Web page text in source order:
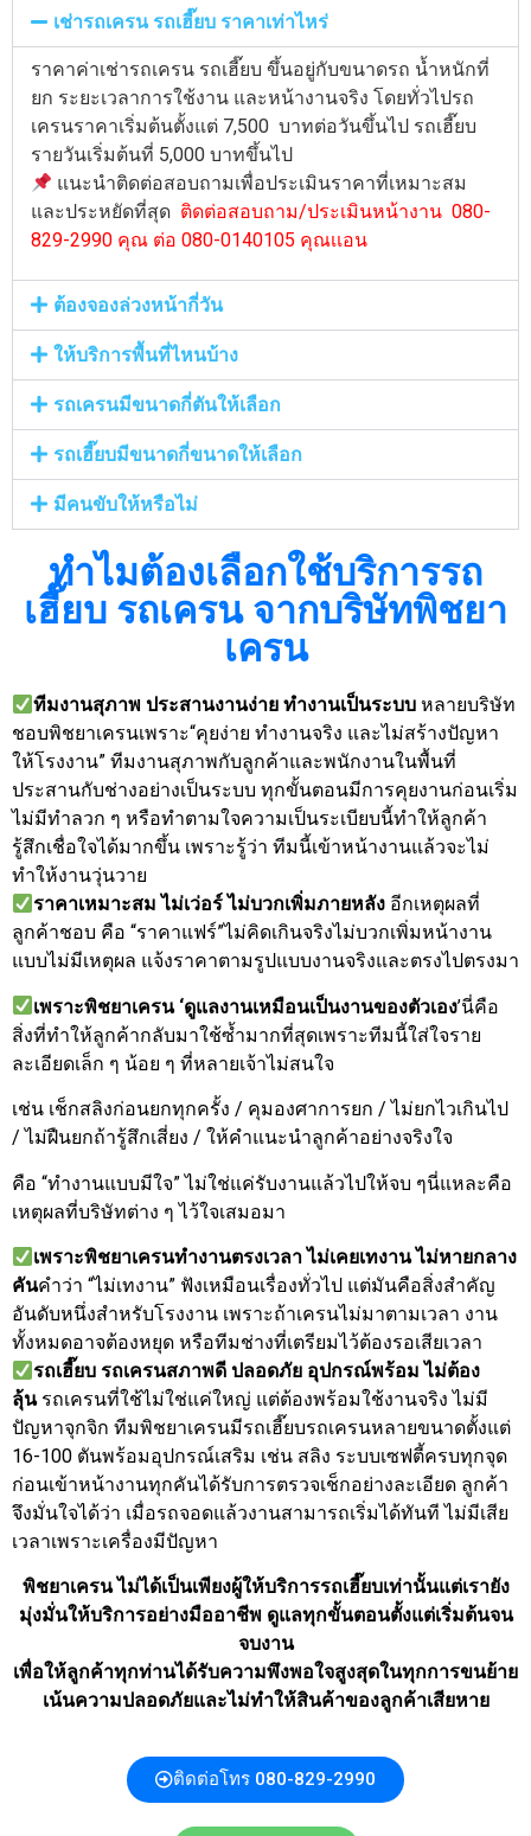
เช่ารถเครน รถเฮี๊ยบ ราคาเท่าไหร่
ราคาค่าเช่ารถเครน รถเฮี๊ยบ ขึ้นอยู่กับขนาดรถ น้ำหนักที่
ยก ระยะเวลาการใช้งาน และหน้างานจริง โดยทั่วไปรถ
เครนราคาเริ่มต้นตั้งแต่ 7,500 บาทต่อวันขึ้นไป รถเฮี๊ยบ
รายวันเริ่มต้นที่ 5,000 บาทขึ้นไป
แนะนำติดต่อสอบถามเพื่อประเมินราคาที่เหมาะสม
และประหยัดที่สุด ติดต่อสอบถาม/ประเมินหน้างาน 080-
829-2990 คุณ ต่อ 080-0140105 คุณเเอน
ต้องจองล่วงหน้ากี่วัน
ให้บริการพื้นที่ไหนบ้าง
รถเครนมีขนาดกี่ตันให้เลือก
รถเฮี๊ยบมีขนาดกี่ขนาดให้เลือก
มีคนขับให้หรือไม่
ทำไมต้องเลือกใช้บริการรถ
เฮี๊ยบ รถเครน จากบริษัทพิชยา
เครน
ทีมงานสุภาพ ประสานงานง่าย ทำงานเป็นระบบหลายบริษัท
ชอบพิชยาเครนเพราะ“คุยง่าย ทำงานจริง และไม่สร้างปัญหา
ให้โรงงาน” ทีมงานสุภาพกับลูกค้าและพนักงานในพื้นที่
ประสานกับช่างอย่างเป็นระบบ ทุกขั้นตอนมีการคุยงานก่อนเริ่ม
ไม่มีทำลวก ๆ หรือทำตามใจความเป็นระเบียบนี้ทำให้ลูกค้า
รู้สึกเชื่อใจได้มากขึ้น เพราะรู้ว่า ทีมนี้เข้าหน้างานแล้วจะไม่
ทำให้งานวุ่นวาย
ราคาเหมาะสม ไม่เว่อร์ ไม่บวกเพิ่มภายหลัง อีกเหตุผลที่
ลูกค้าชอบ คือ “ราคาแฟร์”ไม่คิดเกินจริงไม่บวกเพิ่มหน้างาน
แบบไม่มีเหตุผล แจ้งราคาตามรูปแบบงานจริงและตรงไปตรงมา
เพราะพิชยาเครน ‘ดูแลงานเหมือนเป็นงานของตัวเอง’นี่คือ
สิ่งที่ทำให้ลูกค้ากลับมาใช้ซ้ำมากที่สุดเพราะทีมนี้ใส่ใจราย
ละเอียดเล็ก ๆ น้อย ๆ ที่หลายเจ้าไม่สนใจ
เช่น เช็กสลิงก่อนยกทุกครั้ง / คุมองศาการยก / ไม่ยกไวเกินไป
/ ไม่ฝืนยกถ้ารู้สึกเสี่ยง / ให้คำแนะนำลูกค้าอย่างจริงใจ
คือ “ทำงานแบบมีใจ” ไม่ใช่แค่รับงานแล้วไปให้จบ ๆนี่แหละคือ
เหตุผลที่บริษัทต่าง ๆ ไว้ใจเสมอมา
เพราะพิชยาเครนทำงานตรงเวลา ไม่เคยเทงาน ไม่หายกลาง
คันคำว่า “ไม่เทงาน” ฟังเหมือนเรื่องทั่วไป แต่มันคือสิ่งสำคัญ
อันดับหนึ่งสำหรับโรงงาน เพราะถ้าเครนไม่มาตามเวลา งาน
ทั้งหมดอาจต้องหยุด หรือทีมช่างที่เตรียมไว้ต้องรอเสียเวลา
รถเฮี๊ยบ รถเครนสภาพดี ปลอดภัย อุปกรณ์พร้อม ไม่ต้อง
ลุ้นรถเครนที่ใช้ไม่ใช่แค่ใหญ่ แต่ต้องพร้อมใช้งานจริง ไม่มี
ปัญหาจุกจิก ทีมพิชยาเครนมีรถเฮี๊ยบรถเครนหลายขนาดตั้งแต่
16-100 ตันพร้อมอุปกรณ์เสริม เช่น สลิง ระบบเซฟตี้ครบทุกจุด
ก่อนเข้าหน้างานทุกคันได้รับการตรวจเช็กอย่างละเอียด ลูกค้า
จึงมั่นใจได้ว่า เมื่อรถจอดแล้วงานสามารถเริ่มได้ทันที ไม่มีเสีย
เวลาเพราะเครื่องมีปัญหา
พิชยาเครน ไม่ได้เป็นเพียงผู้ให้บริการรถเฮี๊ยบเท่านั้นแต่เรายัง
มุ่งมั่นให้บริการอย่างมืออาชีพ ดูแลทุกขั้นตอนตั้งแต่เริ่มต้นจน
จบงาน
เพื่อให้ลูกค้าทุกท่านได้รับความพึงพอใจสูงสุดในทุกการขนย้าย
เน้นความปลอดภัยและไม่ทำให้สินค้าของลูกค้าเสียหาย
ติดต่อโทร 080-829-2990